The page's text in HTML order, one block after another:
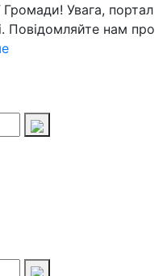
Громади! Увага, портал
Повідомляйте нам про